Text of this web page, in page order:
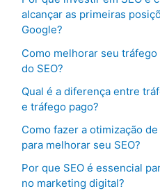
alcançar as primeiras
Google?
Como melhorar seu
do SEO?
Qual é a diferença entre
e tráfego pago?
Como fazer a otimização
para melhorar seu SEO?
Por que SEO é essencial
no marketing digital?